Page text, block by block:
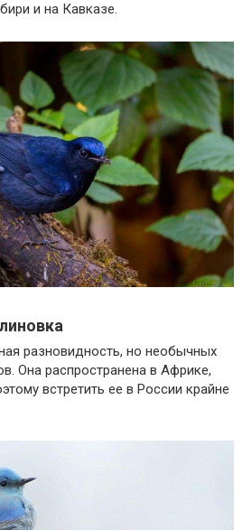
и на Кавказе.
разновидность, но необычных
Она распространена в Африке,
встретить ее в России крайне